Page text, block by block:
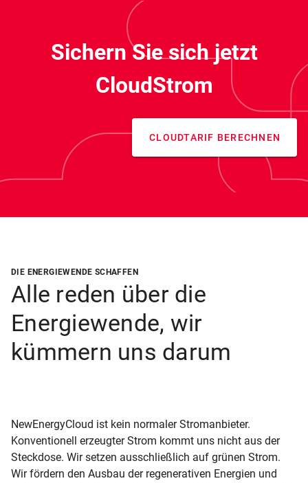
Sichern Sie sich jetzt
CloudStrom
CLOUDTARIF BERECHNEN
DIE ENERGIEWENDE SCHAFFEN
Alle reden über die
Energiewende, wir
kümmern uns darum
NewEnergyCloud ist kein normaler Stromanbieter.
Konventionell erzeugter Strom kommt uns nicht aus der
Steckdose. Wir setzen ausschließlich auf grünen Strom.
Wir fördern den Ausbau der regenerativen Energien und